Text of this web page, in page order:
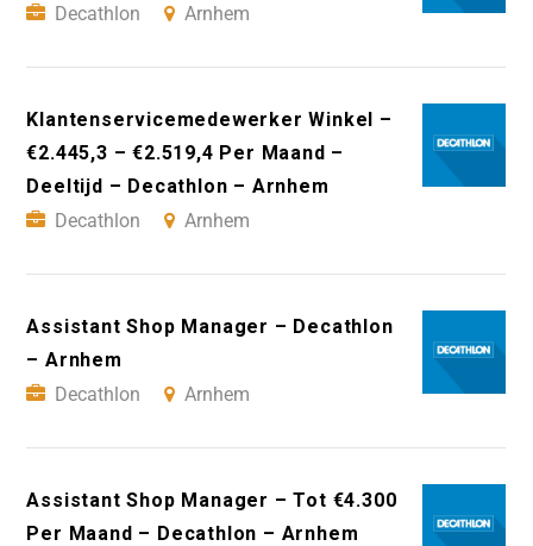
Decathlon
Arnhem
Klantenservicemedewerker Winkel –
€2.445,3 – €2.519,4 Per Maand –
Deeltijd – Decathlon – Arnhem
Decathlon
Arnhem
Assistant Shop Manager – Decathlon
– Arnhem
Decathlon
Arnhem
Assistant Shop Manager – Tot €4.300
Per Maand – Decathlon – Arnhem